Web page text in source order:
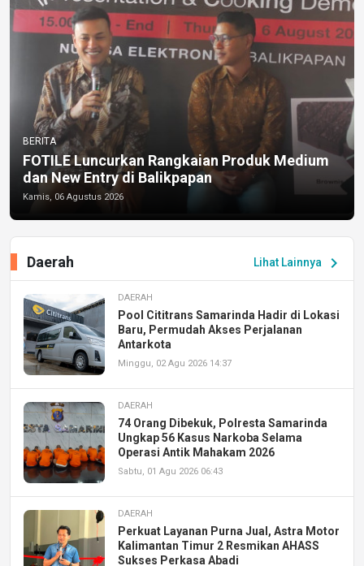
BERITA
FOTILE Luncurkan Rangkaian Produk Medium
dan New Entry di Balikpapan
Kamis, 06 Agustus 2026
Lihat Lainnya chevron_right
Daerah
DAERAH
Pool Cititrans Samarinda Hadir di Lokasi
Baru, Permudah Akses Perjalanan
Antarkota
Minggu, 02 Agu 2026 14:37
DAERAH
74 Orang Dibekuk, Polresta Samarinda
Ungkap 56 Kasus Narkoba Selama
Operasi Antik Mahakam 2026
Sabtu, 01 Agu 2026 06:43
DAERAH
Perkuat Layanan Purna Jual, Astra Motor
Kalimantan Timur 2 Resmikan AHASS
Sukses Perkasa Abadi